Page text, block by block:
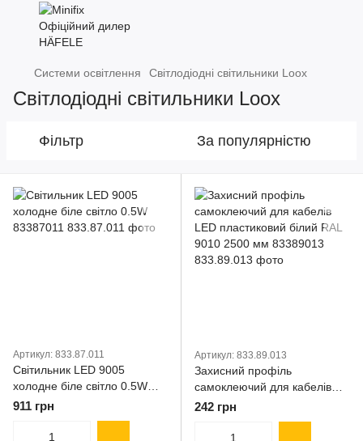
Системи освітлення Світлодіодні світильники Loox
Світлодіодні світильники Loox
Фільтр За популярністю
Артикул: 833.87.011
Світильник LED 9005
холодне біле світло 0.5W
83387011
911 грн
Артикул: 833.89.013
Захисний профіль
самоклеючий для кабелів
LED пластиковий білий RAL
9010 2500 мм 83389013
242 грн